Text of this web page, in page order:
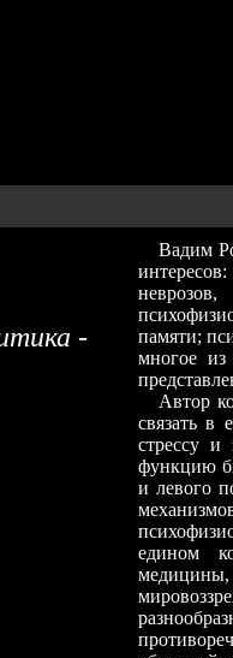
-
Вадим
памяти;
многое
Автор
связать в
стрессу и
функцию
и левого
едином